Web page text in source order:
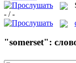
- / -
"somerset":